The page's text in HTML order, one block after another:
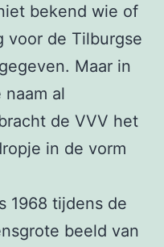
bekend wie of
voor de Tilburgse
Maar in
al
de VVV het
in de vorm
1968 tijdens de
beeld van